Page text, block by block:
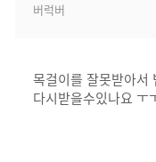
버럭버
목걸이를 잘못받아서
다시받을수있나요 ㅜ